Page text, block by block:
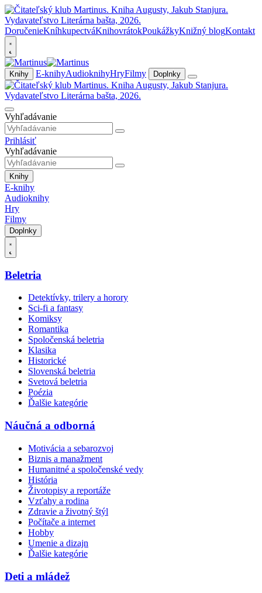
DoručenieKníhkupectváKnihovrátokPoukážkyKnižný blogKontakt
Knihy E-knihyAudioknihyHryFilmy Doplnky
Vyhľadávanie
Prihlásiť
Vyhľadávanie
Knihy
E-knihy
Audioknihy
Hry
Filmy
Doplnky
Beletria
Detektívky, trilery a horory
Sci-fi a fantasy
Komiksy
Romantika
Spoločenská beletria
Klasika
Historické
Slovenská beletria
Svetová beletria
Poézia
Ďalšie kategórie
Náučná a odborná
Motivácia a sebarozvoj
Biznis a manažment
Humanitné a spoločenské vedy
História
Životopisy a reportáže
Vzťahy a rodina
Zdravie a životný štýl
Počítače a internet
Hobby
Umenie a dizajn
Ďalšie kategórie
Deti a mládež